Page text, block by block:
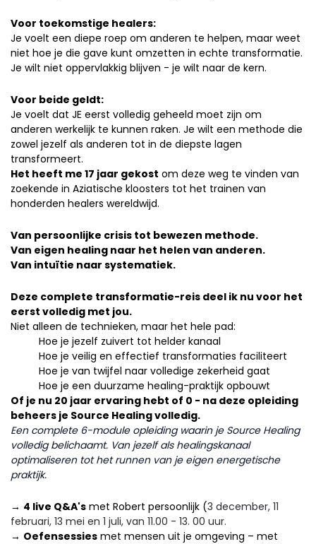
Voor toekomstige healers:
Je voelt een diepe roep om anderen te helpen, maar weet
niet hoe je die gave kunt omzetten in echte transformatie.
Je wilt niet oppervlakkig blijven - je wilt naar de kern.
Voor beide geldt:
Je voelt dat JE eerst volledig geheeld moet zijn om
anderen werkelijk te kunnen raken. Je wilt een methode die
zowel jezelf als anderen tot in de diepste lagen
transformeert.
Het heeft me 17 jaar gekost om deze weg te vinden van
zoekende in Aziatische kloosters tot het trainen van
honderden healers wereldwijd.
Van persoonlijke crisis tot bewezen methode.
Van eigen healing naar het helen van anderen.
Van intuïtie naar systematiek.
Deze complete transformatie-reis deel ik nu voor het
eerst volledig met jou.
Niet alleen de technieken, maar het hele pad:
Hoe je jezelf zuivert tot helder kanaal
Hoe je veilig en effectief transformaties faciliteert
Hoe je van twijfel naar volledige zekerheid gaat
Hoe je een duurzame healing-praktijk opbouwt
Of je nu 20 jaar ervaring hebt of 0 - na deze opleiding
beheers je Source Healing volledig.
Een complete 6-module opleiding waarin je Source Healing
volledig belichaamt. Van jezelf als healingskanaal
optimaliseren tot het runnen van je eigen energetische
praktijk.
→ 4 live Q&A's met Robert persoonlijk (3 december, 11
februari, 13 mei en 1 juli, van 11.00 - 13. 00 uur.
→ Oefensessies met mensen uit je omgeving – met